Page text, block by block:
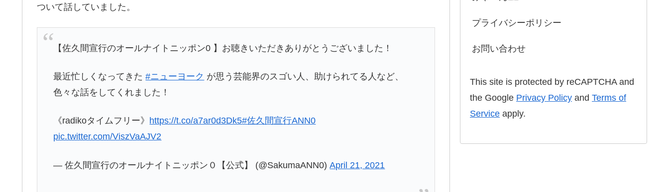
ついて話していました。
【佐久間宣行のオールナイトニッポン0 】お聴きいただきありがとうございました！
最近忙しくなってきた#ニューヨーク が思う芸能界のスゴい人、助けられてる人など、
色々な話をしてくれました！
《radikoタイムフリー》 https://t.co/a7ar0d3Dk5#佐久間宣行ANN0
pic.twitter.com/ViszVaAJV2
— 佐久間宣行のオールナイトニッポン０【公式】 (@SakumaANN0)April 21, 2021
プライバシーポリシー
お問い合わせ
This site is protected by reCAPTCHA and
the Google Privacy Policy and Terms of
Service apply.